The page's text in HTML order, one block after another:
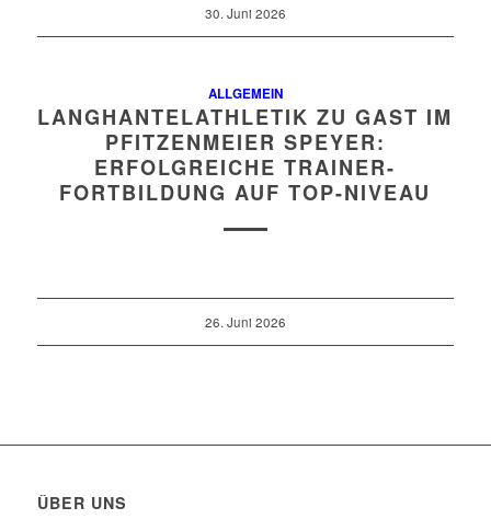
30. Juni 2026
ALLGEMEIN
LANGHANTELATHLETIK ZU GAST IM
PFITZENMEIER SPEYER:
ERFOLGREICHE TRAINER-
FORTBILDUNG AUF TOP-NIVEAU
26. Juni 2026
ÜBER UNS